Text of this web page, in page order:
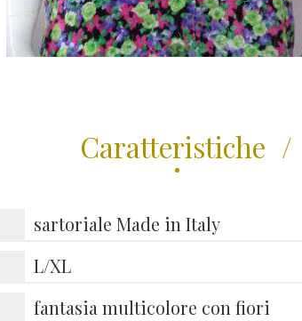
Caratteristiche
sartoriale Made in Italy
L/XL
fantasia multicolore con fiori